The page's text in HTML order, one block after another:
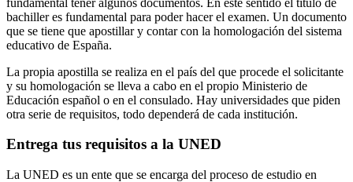
bachiller es fundamental para poder hacer el examen. Un documento
que se tiene que apostillar y contar con la homologación del sistema
educativo de España.
La propia apostilla se realiza en el país del que procede el solicitante
y su homologación se lleva a cabo en el propio Ministerio de
Educación español o en el consulado. Hay universidades que piden
otra serie de requisitos, todo dependerá de cada institución.
Entrega tus requisitos a la UNED
La UNED es un ente que se encarga del proceso de estudio en